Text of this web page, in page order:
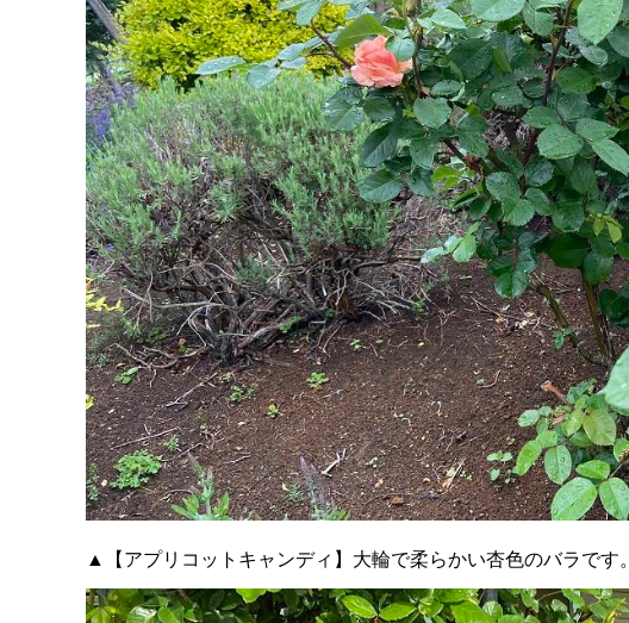
▲【アプリコットキャンディ】大輪で柔らかい杏色のバラです。